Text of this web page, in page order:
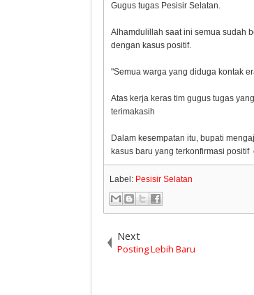
Gugus tugas Pesisir Selatan.
Alhamdulillah saat ini semua sudah
dengan kasus positif.
"Semua warga yang diduga kontak
Atas kerja keras tim gugus tugas
terimakasih
Dalam kesempatan itu, bupati
kasus baru yang terkonfirmasi
Label: Pesisir Selatan
Next
Posting Lebih Baru